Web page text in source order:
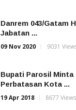
Danrem 043/Gatam
Jabatan ...
09 Nov 2020
9031
Bupati Parosil Minta
Perbatasan Kota ...
19 Apr 2018
8677 Views